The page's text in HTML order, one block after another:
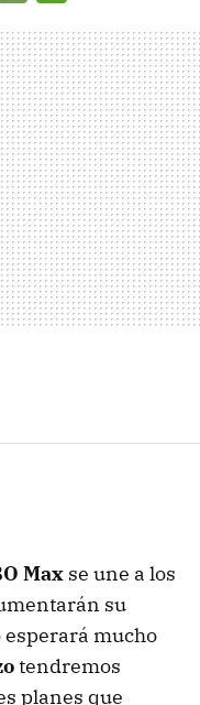
Max se une a los
su
mucho
tendremos
planes que